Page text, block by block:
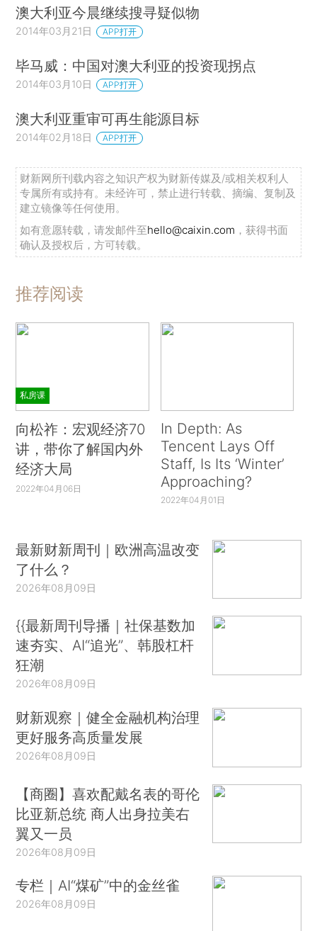
澳大利亚今晨继续搜寻疑似物
2014年03月21日 APP打开
毕马威：中国对澳大利亚的投资现拐点
2014年03月10日 APP打开
澳大利亚重审可再生能源目标
2014年02月18日 APP打开
财新网所刊载内容之知识产权为财新传媒及/或相关权利人
专属所有或持有。未经许可，禁止进行转载、摘编、复制及
建立镜像等任何使用。
如有意愿转载，请发邮件至hello@caixin.com ，获得书面
确认及授权后，方可转载。
推荐阅读
私房课
向松祚：宏观经济70
讲，带你了解国内外
经济大局
2022年04月06日
In Depth: As
Tencent Lays Off
Staff, Is Its ‘Winter’
Approaching?
2022年04月01日
最新财新周刊｜欧洲高温改变
了什么？
2026年08月09日
{{最新周刊导播｜社保基数加
速夯实、AI“追光”、韩股杠杆
狂潮
2026年08月09日
财新观察｜健全金融机构治理
更好服务高质量发展
2026年08月09日
【商圈】喜欢配戴名表的哥伦
比亚新总统 商人出身拉美右
翼又一员
2026年08月09日
专栏｜AI“煤矿”中的金丝雀
2026年08月09日